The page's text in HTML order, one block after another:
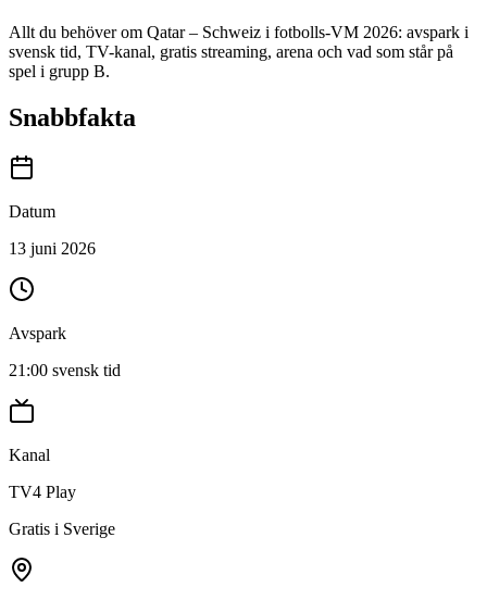
Allt du behöver om Qatar – Schweiz i fotbolls-VM 2026: avspark i
svensk tid, TV-kanal, gratis streaming, arena och vad som står på
spel i grupp B.
Snabbfakta
Datum
13 juni 2026
Avspark
21:00 svensk tid
Kanal
TV4 Play
Gratis i Sverige